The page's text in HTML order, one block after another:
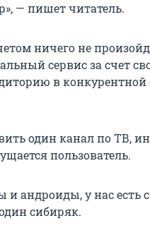
— пишет читатель.
ничего не
сервис за счет
в конкурентной
один канал по ТВ,
пользователь.
андроиды, у нас есть
сибиряк.